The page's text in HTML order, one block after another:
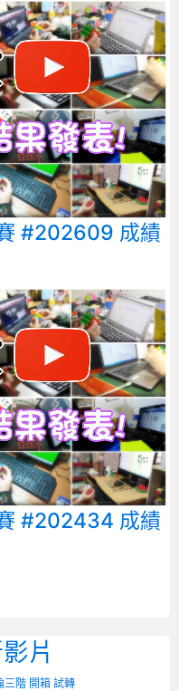
#202609 成績
#202434 成績
片
三階 開箱 試轉